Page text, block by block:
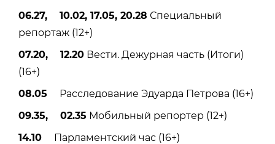
06.27, 10.02, 17.05, 20.28 Специальный
репортаж (12+)
07.20, 12.20 Вести. Дежурная часть (Итоги)
(16+)
08.05 Расследование Эдуарда Петрова (16+)
09.35, 02.35 Мобильный репортер (12+)
14.10 Парламентский час (16+)